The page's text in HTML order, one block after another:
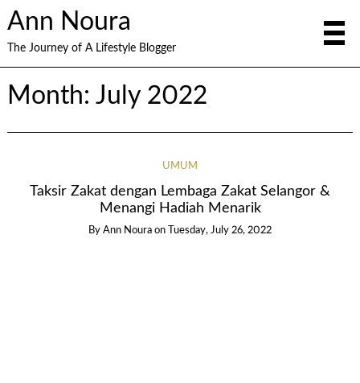
Ann Noura
The Journey of A Lifestyle Blogger
Month: July 2022
UMUM
Taksir Zakat dengan Lembaga Zakat Selangor &
Menangi Hadiah Menarik
By Ann Noura on Tuesday, July 26, 2022